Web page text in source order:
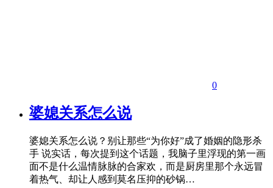
0
婆媳关系怎么说
婆媳关系怎么说？别让那些“为你好”成了婚姻的隐形杀
手 说实话，每次提到这个话题，我脑子里浮现的第一画
面不是什么温情脉脉的合家欢，而是厨房里那个永远冒
着热气、却让人感到莫名压抑的砂锅…